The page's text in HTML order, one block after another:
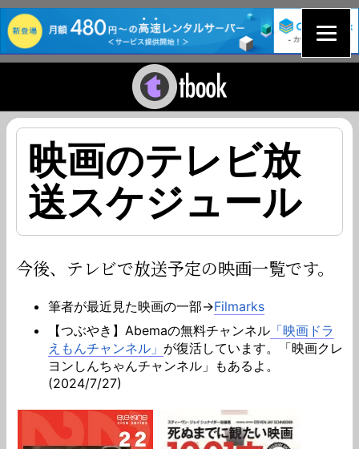
映画のテレビ放
送スケジュール
今後、テレビで放送予定の映画一覧です。
筆者が最近見た映画の一部→Filmarks
【つぶやき】Abemaの無料チャンネル 「映画ドラ
えもんチャンネル」 が復活しています。「映画クレ
ヨンしんちゃんチャンネル」もあるよ。
(2024/7/27)